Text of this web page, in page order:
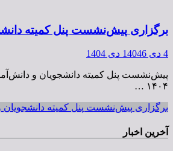
برگزاری پیش‌نشست پنل کمیته
4 دی 1404 6 دی 1404
۱۴۰۴ …
برگزاری پیش‌نشست پنل کمیته دانشجویان
آخرین اخبار